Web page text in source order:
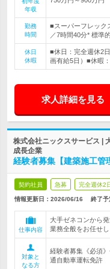
年収
勤務
時間
■スーパーフレック
／7時間40分* 標準
休日
休暇
■休日：完全週休2
画有給5日）■休暇
求人詳細を見る
株式会社ニックスサービス |
成長企業
経験者募集【建築施工
契約社員 急募 完全週休2
情報更新日：2026/06/16 終了予
仕事内容
大手ゼネコンから
業務全般をお任せ
対象と
なる方
経験者募集《必須
通自動車運転免許